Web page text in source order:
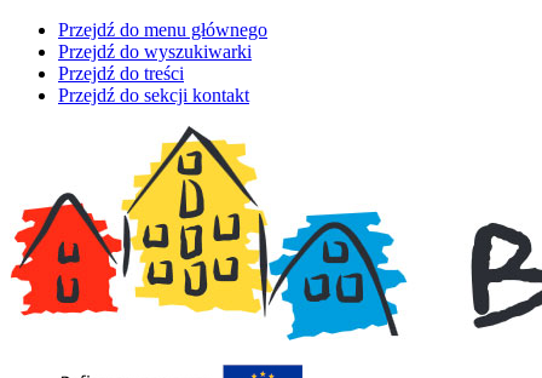
Przejdź do menu głównego
Przejdź do wyszukiwarki
Przejdź do treści
Przejdź do sekcji kontakt